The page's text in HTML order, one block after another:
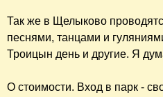
Так же в Щелыково
песнями, танцами и
Троицын день и другие. Я
О стоимости. Вход в парк -